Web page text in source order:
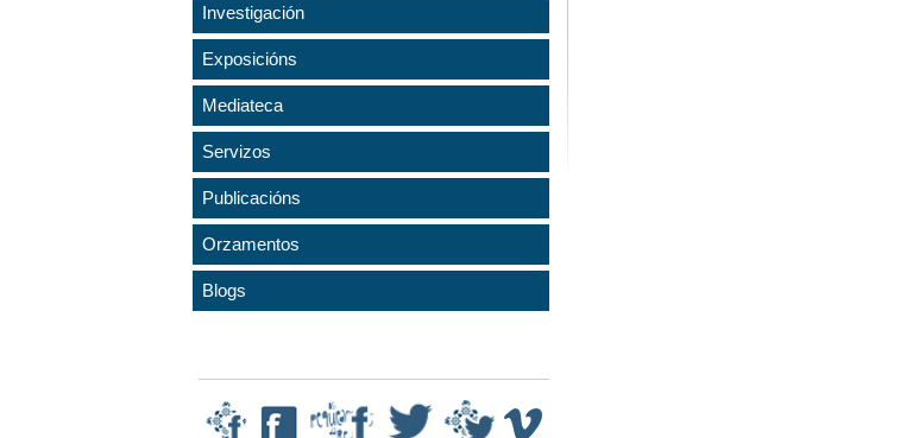
Investigación
Exposicións
Mediateca
Servizos
Publicacións
Orzamentos
Blogs